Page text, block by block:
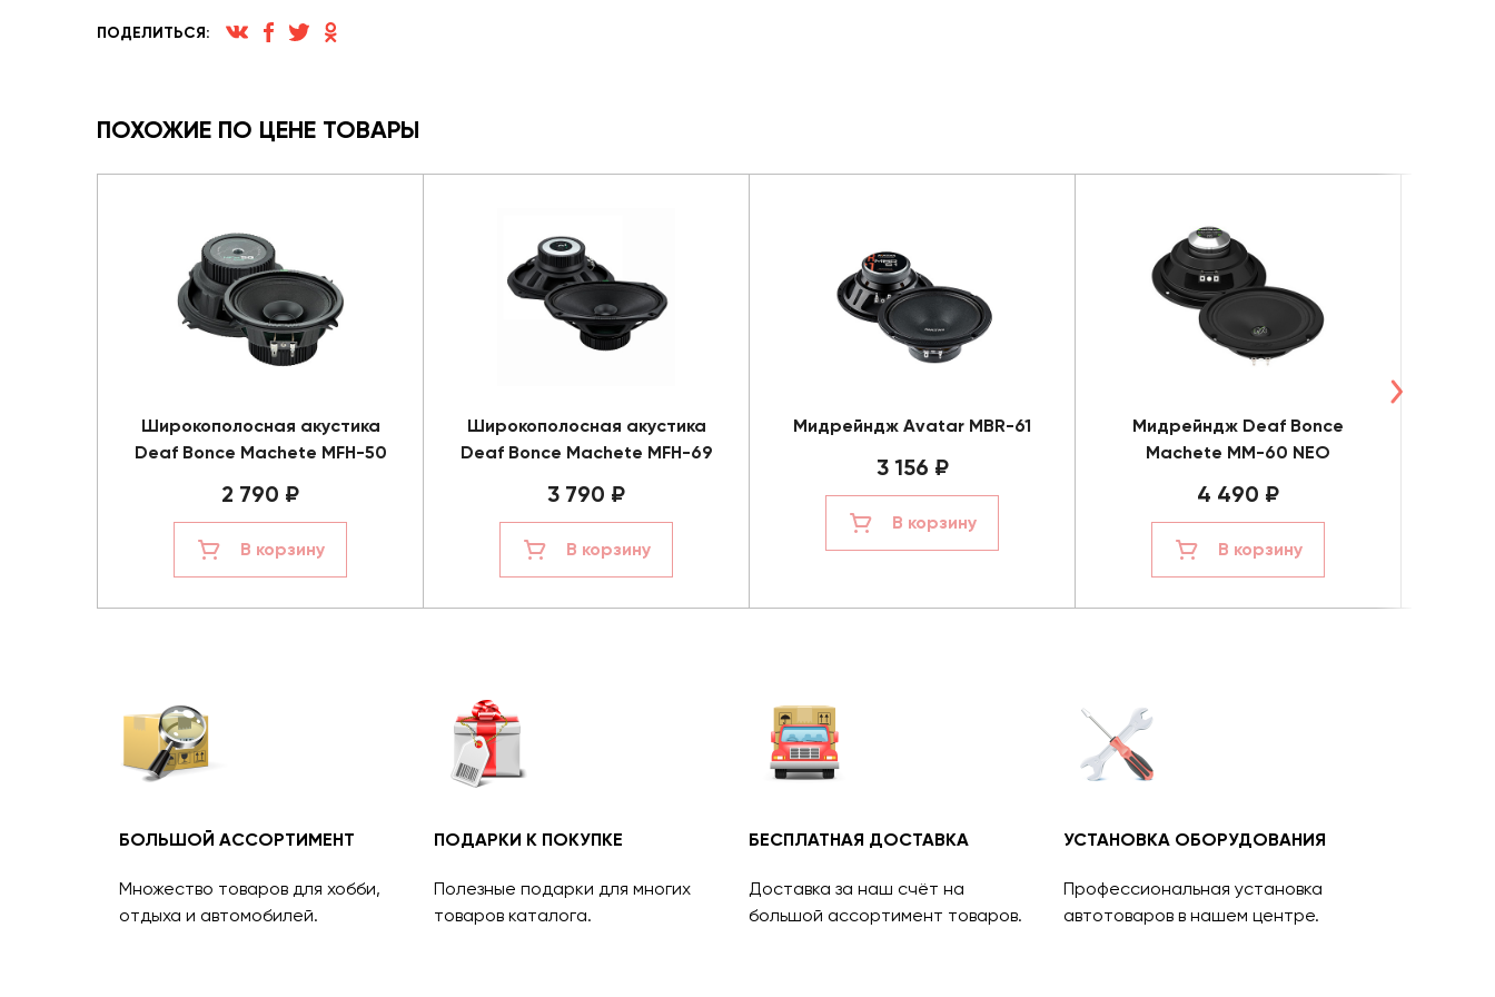
ПОДЕЛИТЬСЯ:
ПОХОЖИЕ ПО ЦЕНЕ ТОВАРЫ
Широкополосная акустика
Deaf Bonce Machete MFH-50
2 790 ₽
В корзину
Широкополосная акустика
Deaf Bonce Machete MFH-69
3 790 ₽
В корзину
Мидрейндж Avatar MBR-61
3 156 ₽
В корзину
Мидрейндж Deaf Bonce
Machete MM-60 NEO
4 490 ₽
В корзину
БОЛЬШОЙ АССОРТИМЕНТ
Множество товаров для хобби,
отдыха и автомобилей.
ПОДАРКИ К ПОКУПКЕ
Полезные подарки для многих
товаров каталога.
БЕСПЛАТНАЯ ДОСТАВКА
Доставка за наш счёт на
большой ассортимент товаров.
УСТАНОВКА ОБОРУДОВАНИЯ
Профессиональная установка
автотоваров в нашем центре.